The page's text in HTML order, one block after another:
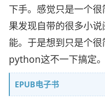
下手。感觉只是一个
果发现自带的很多小
能。于是想到只是个很
python这不一下搞定
EPUB电子书